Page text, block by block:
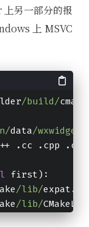
另一部分的报
上 MSVC
/build/
data/
.cc .cpp
first):
/lib/
/lib/